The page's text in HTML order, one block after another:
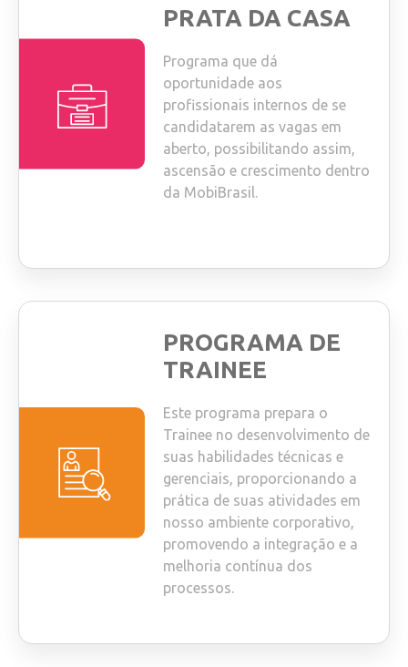
PRATA DA CASA
Programa que dá
oportunidade aos
profissionais internos de se
candidatarem as vagas em
aberto, possibilitando assim,
ascensão e crescimento dentro
da MobiBrasil.
PROGRAMA DE
TRAINEE
Este programa prepara o
Trainee no desenvolvimento de
suas habilidades técnicas e
gerenciais, proporcionando a
prática de suas atividades em
nosso ambiente corporativo,
promovendo a integração e a
melhoria contínua dos
processos.